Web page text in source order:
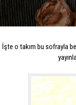
İşte o takım bu sofrayla